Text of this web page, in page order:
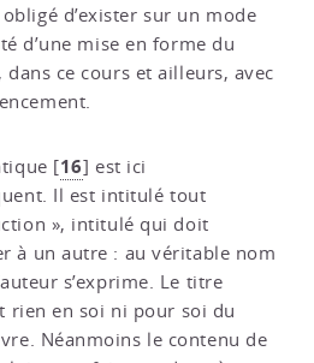
d’exister sur un mode
d’une mise en forme du
dans ce cours et ailleurs, avec
[16] est ici
Il est intitulé tout
», intitulé qui doit
à un autre : au véritable nom
s’exprime. Le titre
rien en soi ni pour soi du
Néanmoins le contenu de